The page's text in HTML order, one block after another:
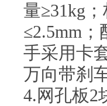
量≥31kg
≤2.5mm
手采用卡
万向带刹
4. 网孔板2